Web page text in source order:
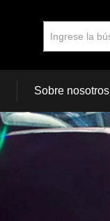
Sobre nosotros